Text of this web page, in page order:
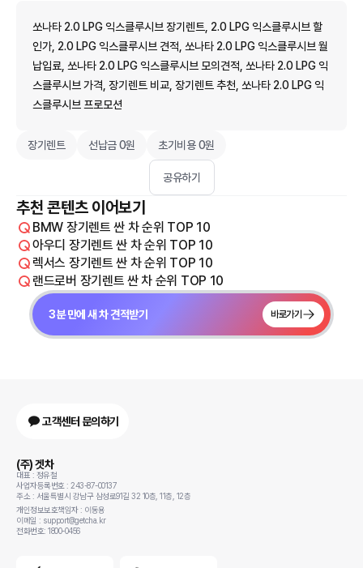
쏘나타 2.0 LPG 익스클루시브 장기렌트, 2.0 LPG 익스클루시브 할
인가, 2.0 LPG 익스클루시브 견적, 쏘나타 2.0 LPG 익스클루시브 월
납입료, 쏘나타 2.0 LPG 익스클루시브 모의견적, 쏘나타 2.0 LPG 익
스클루시브 가격, 장기렌트 비교, 장기렌트 추천, 쏘나타 2.0 LPG 익
스클루시브 프로모션
장기렌트 선납금 0원 초기비용 0원
공유하기
추천 콘텐츠 이어보기
BMW 장기렌트 싼 차 순위 TOP 10
아우디 장기렌트 싼 차 순위 TOP 10
렉서스 장기렌트 싼 차 순위 TOP 10
랜드로버 장기렌트 싼 차 순위 TOP 10
3분 만에 새 차 견적받기 바로가기
고객센터 문의하기
(주) 겟차
대표 : 정유철
사업자등록번호 : 243-87-00137
주소 : 서울특별시 강남구 삼성로91길 32 10층, 11층, 12층
개인정보보호책임자 : 이동용
이메일 : support@getcha.kr
전화번호: 1800-0456